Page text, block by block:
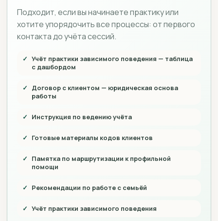
Подходит, если вы начинаете практику или
хотите упорядочить все процессы: от первого
контакта до учёта сессий.
Учёт практики зависимого поведения — таблица
с дашбордом
Договор с клиентом — юридическая основа
работы
Инструкция по ведению учёта
Готовые материалы кодов клиентов
Памятка по маршрутизации к профильной
помощи
Рекомендации по работе с семьёй
Учёт практики зависимого поведения